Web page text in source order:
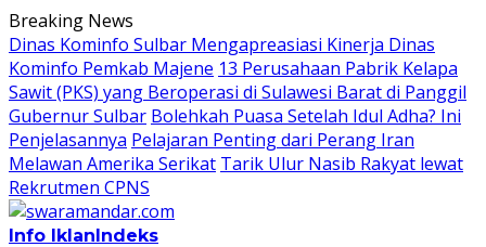
Langsung
ke
konten
Breaking News
Dinas Kominfo Sulbar Mengapreasiasi Kinerja Dinas
Kominfo Pemkab Majene 13 Perusahaan Pabrik Kelapa
Sawit (PKS) yang Beroperasi di Sulawesi Barat di Panggil
Gubernur Sulbar Bolehkah Puasa Setelah Idul Adha? Ini
Penjelasannya Pelajaran Penting dari Perang Iran
Melawan Amerika Serikat Tarik Ulur Nasib Rakyat lewat
Rekrutmen CPNS
Info IklanIndeks